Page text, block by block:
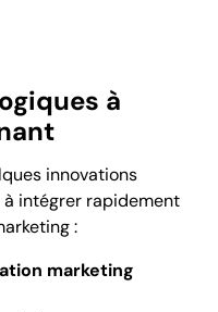
à
innovations
intégrer rapidement
:
marketing